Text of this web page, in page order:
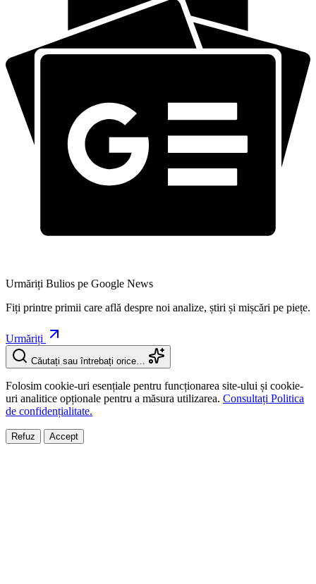
Urmăriți Bulios pe Google News
Fiți printre primii care află despre noi analize, știri și mișcări pe piețe.
Urmăriți
Căutați sau întrebați orice…
Folosim cookie-uri esențiale pentru funcționarea site-ului și cookie-
uri analitice opționale pentru a măsura utilizarea. Consultați Politica
de confidențialitate.
Refuz Accept